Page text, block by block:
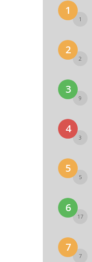
1
1
2
2
3
9
4
3
5
5
6
17
7
7